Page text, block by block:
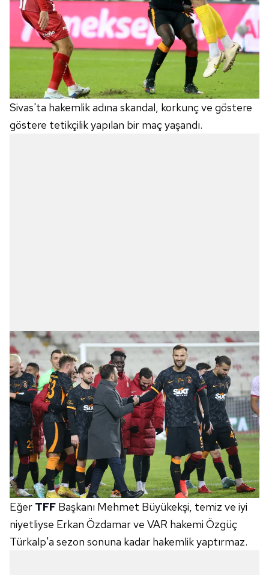
Sivas'ta hakemlik adına skandal, korkunç ve göstere
göstere tetikçilik yapılan bir maç yaşandı.
Eğer TFF Başkanı Mehmet Büyükekşi, temiz ve iyi
niyetliyse Erkan Özdamar ve VAR hakemi Özgüç
Türkalp'a sezon sonuna kadar hakemlik yaptırmaz.